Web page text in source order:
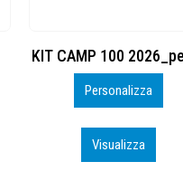
BSK600 – 5139960
Personalizza
Visualizza